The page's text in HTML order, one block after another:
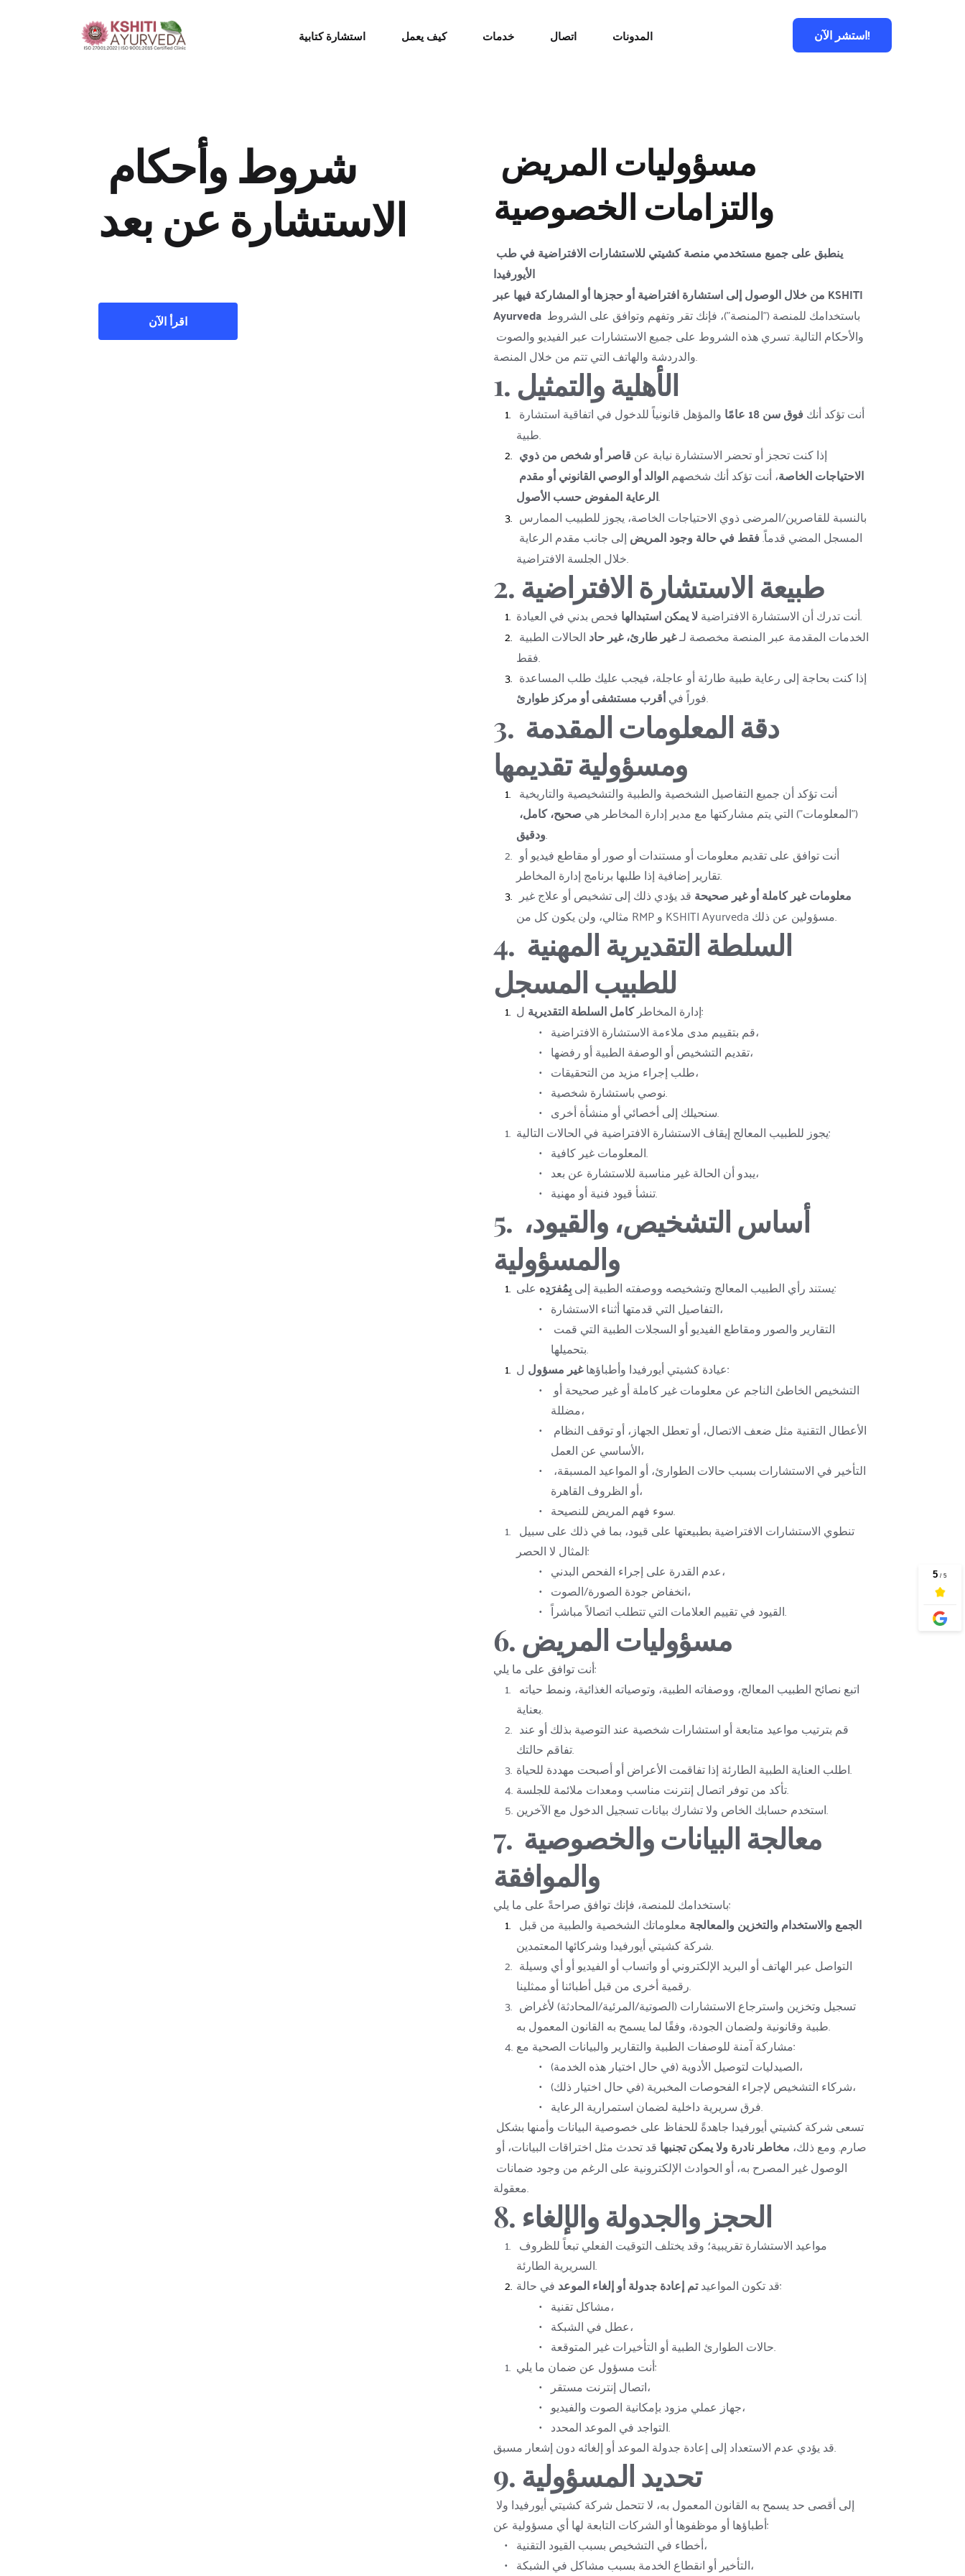
استشارة كتابية كيف يعمل خدمات اتصال المدونات استشر الآن!
الاستشارة عن بعد
والتزامات الخصوصية
الأيورفيدا
من خلال الوصول إلى استشارة افتراضية أو حجزها أو المشاركة فيها عبر KSHITI
Ayurveda باستخدامك للمنصة ("المنصة")، فإنك تقر وتفهم وتوافق على الشروط
والدردشة والهاتف التي تتم من خلال المنصة.
1. الأهلية والتمثيل
أنت تؤكد أنك فوق سن 18 عامًا
طبية.
إذا كنت تحجز أو تحضر الاستشارة نيابة عن
الاحتياجات الخاصة، أنت تؤكد أنك شخصهم
الرعاية المفوض حسب الأصول.
المسجل المضي قدماً. فقط في حالة وجود المريض
خلال الجلسة الافتراضية.
2. طبيعة الاستشارة الافتراضية
أنت تدرك أن الاستشارة الافتراضية لا يمكن استبدالها
فحص بدني في العيادة.
الخدمات المقدمة عبر المنصة مخصصة لـ غير طارئ، غير حاد
فقط.
فوراً في أقرب مستشفى أو مركز طوارئ .
3. دقة المعلومات المقدمة
ومسؤولية تقديمها
("المعلومات") التي يتم مشاركتها مع مدير إدارة المخاطر هي
ودقيق.
تقارير إضافية إذا طلبها برنامج إدارة المخاطر.
معلومات غير كاملة أو غير صحيحة
مثالي، ولن يكون كل من RMP و KSHITI Ayurveda مسؤولين عن ذلك.
4. السلطة التقديرية المهنية
للطبيب المسجل
إدارة المخاطر كامل السلطة التقديرية
ل:
قم بتقييم مدى ملاءمة الاستشارة الافتراضية،
تقديم التشخيص أو الوصفة الطبية أو رفضها،
طلب إجراء مزيد من التحقيقات،
نوصي باستشارة شخصية.
سنحيلك إلى أخصائي أو منشأة أخرى.
يجوز للطبيب المعالج إيقاف الاستشارة الافتراضية في الحالات التالية:
المعلومات غير كافية.
يبدو أن الحالة غير مناسبة للاستشارة عن بعد،
تنشأ قيود فنية أو مهنية.
5. أساس التشخيص، والقيود،
والمسؤولية
يستند رأي الطبيب المعالج وتشخيصه ووصفته الطبية إلى بِمُفرَدِه
على:
التفاصيل التي قدمتها أثناء الاستشارة،
بتحميلها.
عيادة كشيتي أيورفيدا وأطباؤها غير مسؤول
ل:
مضللة،
الأساسي عن العمل،
أو الظروف القاهرة،
سوء فهم المريض للنصيحة.
المثال لا الحصر:
عدم القدرة على إجراء الفحص البدني،
انخفاض جودة الصورة/الصوت،
القيود في تقييم العلامات التي تتطلب اتصالاً مباشراً.
6. مسؤوليات المريض
أنت توافق على ما يلي:
بعناية.
تفاقم حالتك.
اطلب العناية الطبية الطارئة إذا تفاقمت الأعراض أو أصبحت مهددة للحياة.
تأكد من توفر اتصال إنترنت مناسب ومعدات ملائمة للجلسة.
استخدم حسابك الخاص ولا تشارك بيانات تسجيل الدخول مع الآخرين.
7. معالجة البيانات والخصوصية
والموافقة
باستخدامك للمنصة، فإنك توافق صراحةً على ما يلي:
الجمع والاستخدام والتخزين والمعالجة
شركة كشيتي أيورفيدا وشركائها المعتمدين.
رقمية أخرى من قبل أطبائنا أو ممثلينا.
طبية وقانونية ولضمان الجودة، وفقًا لما يسمح به القانون المعمول به.
مشاركة آمنة للوصفات الطبية والتقارير والبيانات الصحية مع:
الصيدليات لتوصيل الأدوية (في حال اختيار هذه الخدمة)،
شركاء التشخيص لإجراء الفحوصات المخبرية (في حال اختيار ذلك)،
فرق سريرية داخلية لضمان استمرارية الرعاية.
صارم. ومع ذلك، مخاطر نادرة ولا يمكن تجنبها
معقولة.
8. الحجز والجدولة والإلغاء
السريرية الطارئة.
قد تكون المواعيد تم إعادة جدولة أو إلغاء الموعد
في حالة:
مشاكل تقنية،
عطل في الشبكة،
حالات الطوارئ الطبية أو التأخيرات غير المتوقعة.
أنت مسؤول عن ضمان ما يلي:
اتصال إنترنت مستقر،
جهاز عملي مزود بإمكانية الصوت والفيديو،
التواجد في الموعد المحدد.
قد يؤدي عدم الاستعداد إلى إعادة جدولة الموعد أو إلغائه دون إشعار مسبق.
9. تحديد المسؤولية
أطباؤها أو موظفوها أو الشركات التابعة لها أي مسؤولية عن:
أخطاء في التشخيص بسبب القيود التقنية،
التأخير أو انقطاع الخدمة بسبب مشاكل في الشبكة،